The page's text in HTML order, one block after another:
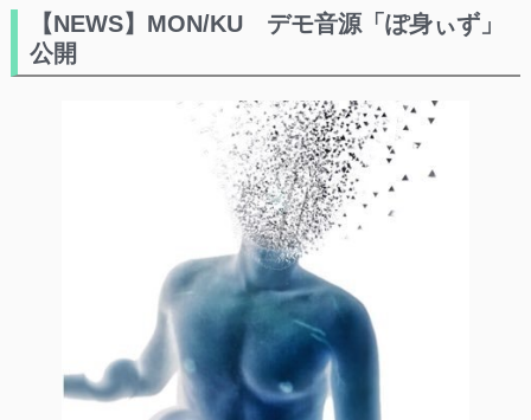
【NEWS】MON/KU デモ音源「ぽ身ぃず」
公開